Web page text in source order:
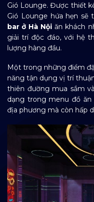
Gió Lounge. Được thiết
Gió Lounge hứa hẹn
bar ở Hà Nội ăn khách
giải trí độc đáo, với hệ
lượng hàng đầu.
Một trong những điểm
năng tận dụng vị trí
thiên đường mua sắm
dạng trong menu đồ
địa phương mà còn hấp